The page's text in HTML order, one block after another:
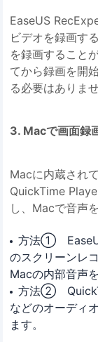
EaseUS
ビデオを録画す
を録画すること
てから録画を開
る必要はありませ
3. Macで画面録
Macに内蔵され
QuickTime
し、Macで音声
方法①
のスクリーンレ
Macの内部音声
方法②
などのオーディ
ます。